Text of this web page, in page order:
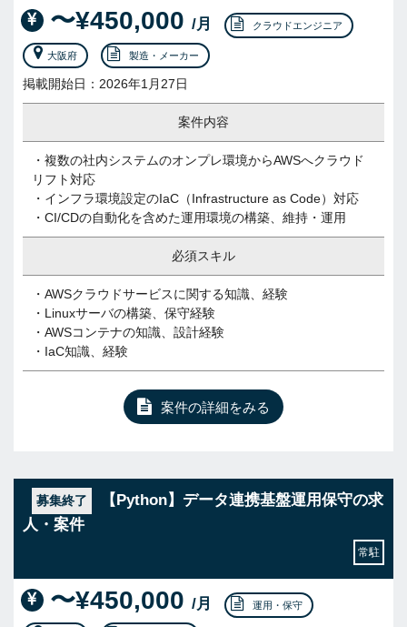
〜¥450,000 /月 クラウドエンジニア
大阪府 製造・メーカー
掲載開始日：2026年1月27日
案件内容
・複数の社内システムのオンプレ環境からAWSへクラウド
リフト対応
・インフラ環境設定のIaC（Infrastructure as Code）対応
・CI/CDの自動化を含めた運用環境の構築、維持・運用
必須スキル
・AWSクラウドサービスに関する知識、経験
・Linuxサーバの構築、保守経験
・AWSコンテナの知識、設計経験
・IaC知識、経験
案件の詳細をみる
募集終了
【Python】データ連携基盤運用保守の求
人・案件
常駐
〜¥450,000 /月 運用・保守